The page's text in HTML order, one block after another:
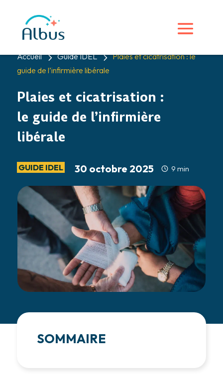
Accueil5Guide IDEL5Plaies et cicatrisation : le
guide de l’infirmière libérale
Plaies et cicatrisation :
le guide de l’infirmière
libérale
GUIDE IDEL 30 octobre 2025 9 min
SOMMAIRE